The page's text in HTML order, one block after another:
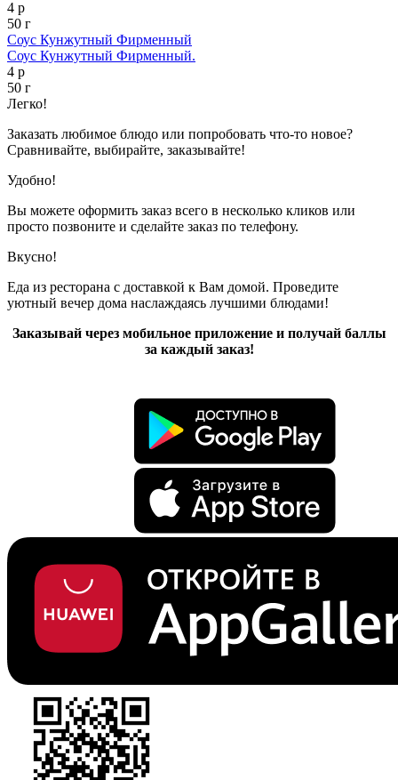
4 р
50 г
Соус Кунжутный Фирменный
Соус Кунжутный Фирменный.
4 р
50 г
Легко!
Заказать любимое блюдо или попробовать что-то новое?
Сравнивайте, выбирайте, заказывайте!
Удобно!
Вы можете оформить заказ всего в несколько кликов или
просто позвоните и сделайте заказ по телефону.
Вкусно!
Еда из ресторана с доставкой к Вам домой. Проведите
уютный вечер дома наслаждаясь лучшими блюдами!
Заказывай через мобильное приложение и получай баллы
за каждый заказ!